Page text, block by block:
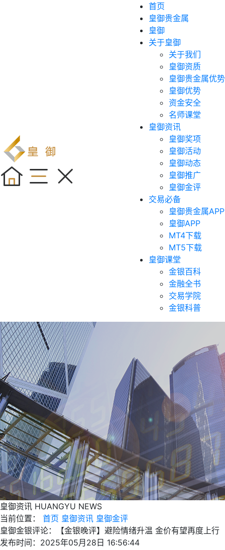
首页
皇御贵金属
皇御
关于皇御
关于我们
皇御资质
皇御贵金属优势
皇御优势
资金安全
名师课堂
皇御资讯
皇御奖项
皇御活动
皇御动态
皇御推广
皇御金评
交易必备
皇御贵金属APP
皇御APP
MT4下载
MT5下载
皇御课堂
金银百科
金融全书
交易学院
金银科普
皇御资讯 HUANGYU NEWS
当前位置：
首页 皇御资讯 皇御金评
皇御金银评论：【金银晚评】避险情绪升温 金价有望再度上行
发布时间：2025年05月28日 16:56:44